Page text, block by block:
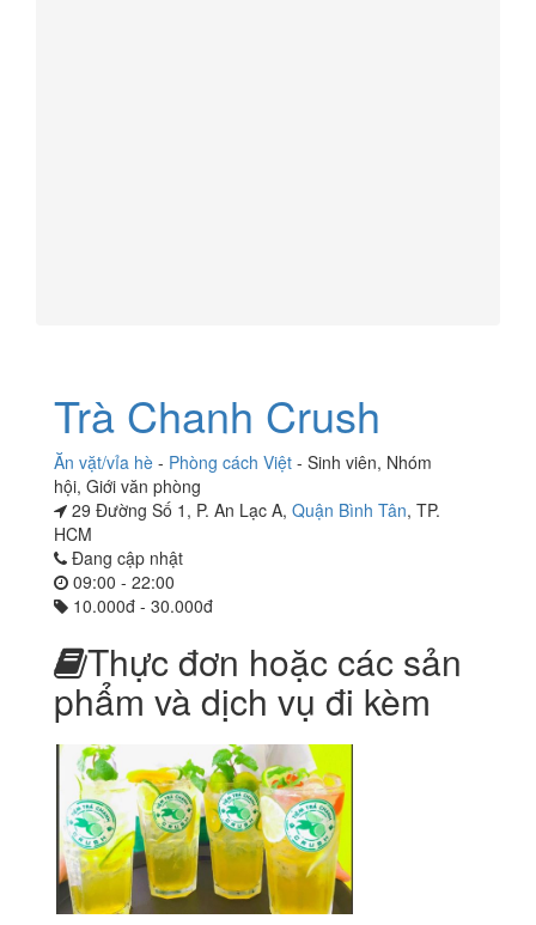
Trà Chanh Crush
Ăn vặt/vỉa hè - Phòng cách Việt - Sinh viên, Nhóm
hội, Giới văn phòng
29 Đường Số 1, P. An Lạc A, Quận Bình Tân, TP.
HCM
Đang cập nhật
09:00 - 22:00
10.000đ - 30.000đ
Thực đơn hoặc các sản
phẩm và dịch vụ đi kèm